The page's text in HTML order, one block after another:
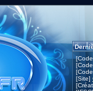
[Site]